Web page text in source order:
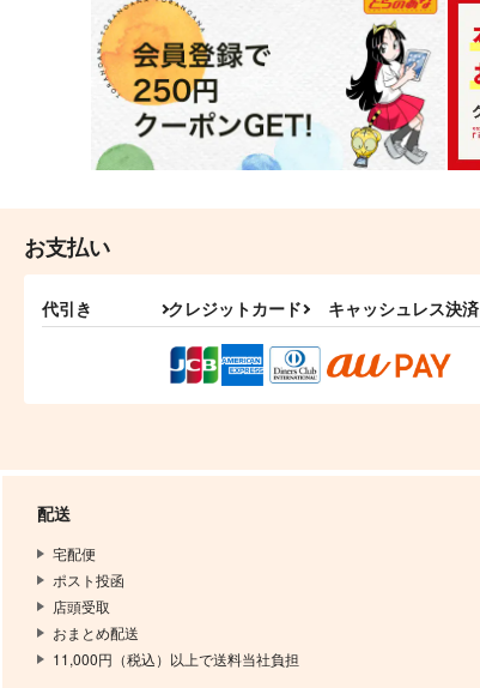
お支払い
代引き クレジットカード キャッシュレス決済
配送
宅配便
ポスト投函
店頭受取
おまとめ配送
11,000円（税込）以上で送料当社負担